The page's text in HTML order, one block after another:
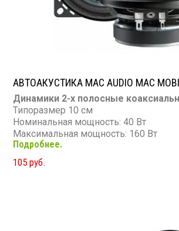
АВТОАКУСТИКА MAC AUDIO MAC
Динамики 2-х полосные
Типоразмер 10 см
Номинальная мощность: 40 Вт
Максимальная мощность: 160 Вт
Диапазон частот: 46 - 21 000 Гц
Чувствительность: 89 дБ
Сопротивление: 4 Ом
Подробнее.
105 руб.